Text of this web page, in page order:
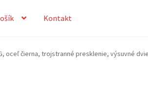
Kontakt
KošíkMôj účet Ochrana osobných údajov
G, oceľ čierna, trojstranné presklenie, výsuvné